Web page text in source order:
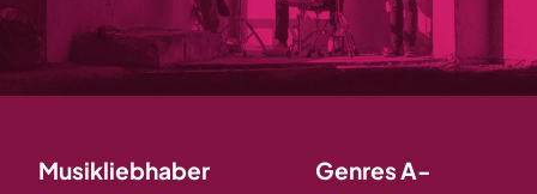
Musikliebhaber Genres A-